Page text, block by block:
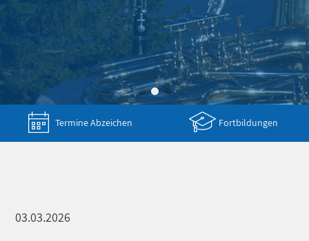
Termine Abzeichen Fortbildungen
03.03.2026